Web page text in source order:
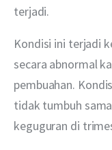
terjadi.
Kondisi ini terjadi
secara abnormal
pembuahan.
tidak tumbuh
keguguran di